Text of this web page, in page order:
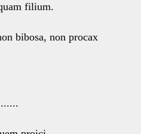
filium.
bibosa, non procax